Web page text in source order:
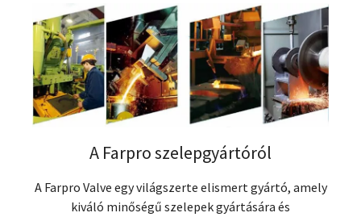
A Farpro szelepgyártóról
A Farpro Valve egy világszerte elismert gyártó, amely
kiváló minőségű szelepek gyártására és